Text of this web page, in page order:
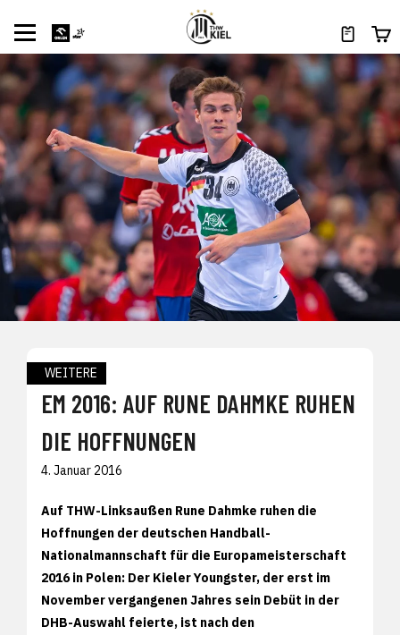
WEITERE
EM 2016: AUF RUNE DAHMKE RUHEN
DIE HOFFNUNGEN
4. Januar 2016
Auf THW-Linksaußen Rune Dahmke ruhen die
Hoffnungen der deutschen Handball-
Nationalmannschaft für die Europameisterschaft
2016 in Polen: Der Kieler Youngster, der erst im
November vergangenen Jahres sein Debüt in der
DHB-Auswahl feierte, ist nach den